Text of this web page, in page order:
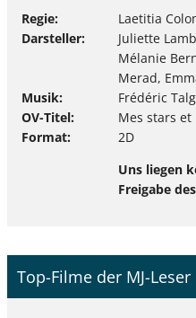
Regie
Laetitia
Darsteller
Juliette
Mélanie
Merad,
Musik
Frédéric
OV-Titel
Mes stars et
Format
2D
Uns liegen
Freigabe
Top-Filme der MJ-Leser